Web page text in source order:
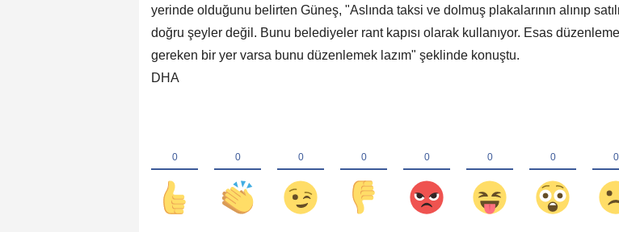
yerinde olduğunu belirten Güneş, "Aslında taksi ve dolmuş plakalarının alınıp
doğru şeyler değil. Bunu belediyeler rant kapısı olarak kullanıyor. Esas düzenleme
gereken bir yer varsa bunu düzenlemek lazım" şeklinde konuştu.
DHA